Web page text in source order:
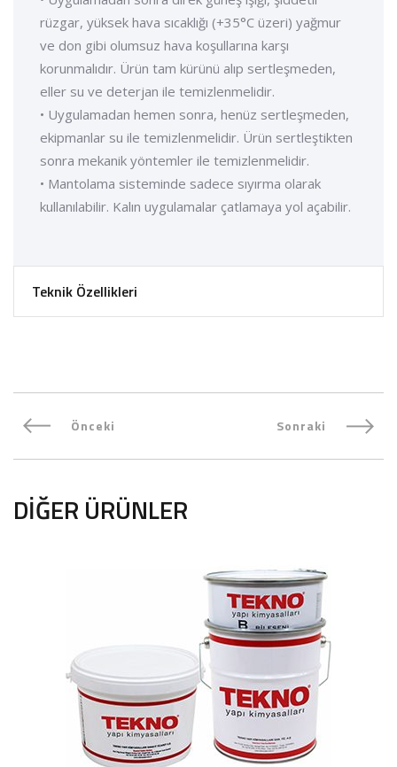
rüzgar, yüksek hava sıcaklığı (+35°C üzeri) yağmur
ve don gibi olumsuz hava koşullarına karşı
korunmalıdır. Ürün tam kürünü alıp sertleşmeden,
eller su ve deterjan ile temizlenmelidir.
• Uygulamadan hemen sonra, henüz sertleşmeden,
ekipmanlar su ile temizlenmelidir. Ürün sertleştikten
sonra mekanik yöntemler ile temizlenmelidir.
• Mantolama sisteminde sadece sıyırma olarak
kullanılabilir. Kalın uygulamalar çatlamaya yol açabilir.
Teknik Özellikleri
Önceki Sonraki
DIĞER ÜRÜNLER